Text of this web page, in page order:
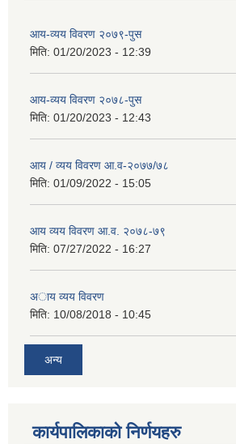
आय-व्यय विवरण २०७९-पुस
मिति: 01/20/2023 - 12:39
आय-व्यय विवरण २०७८-पुस
मिति: 01/20/2023 - 12:43
आय / व्यय विवरण आ.व-२०७७/७८
मिति: 01/09/2022 - 15:05
आय व्यय विवरण आ.व. २०७८-७९
मिति: 07/27/2022 - 16:27
अाय व्यय विवरण
मिति: 10/08/2018 - 10:45
अन्य
कार्यपालिकाको निर्णयहरु